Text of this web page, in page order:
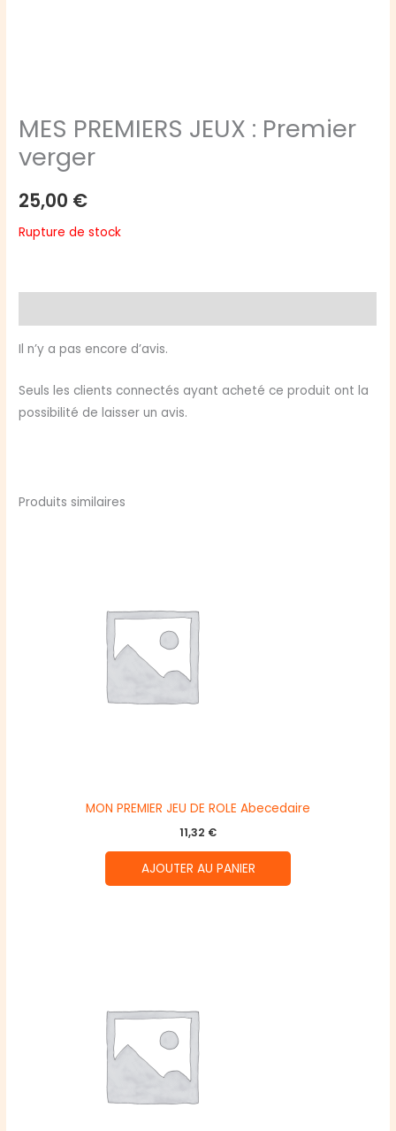
MES PREMIERS JEUX : Premier
verger
25,00 €
Rupture de stock
Il n’y a pas encore d’avis.
Seuls les clients connectés ayant acheté ce produit ont la
possibilité de laisser un avis.
Produits similaires
MON PREMIER JEU DE ROLE Abecedaire
11,32 €
AJOUTER AU PANIER